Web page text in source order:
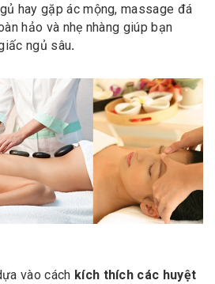
hay gặp ác mộng, massage đá
hảo và nhẹ nhàng giúp bạn
ngủ sâu.
vào cách kích thích các huyệt